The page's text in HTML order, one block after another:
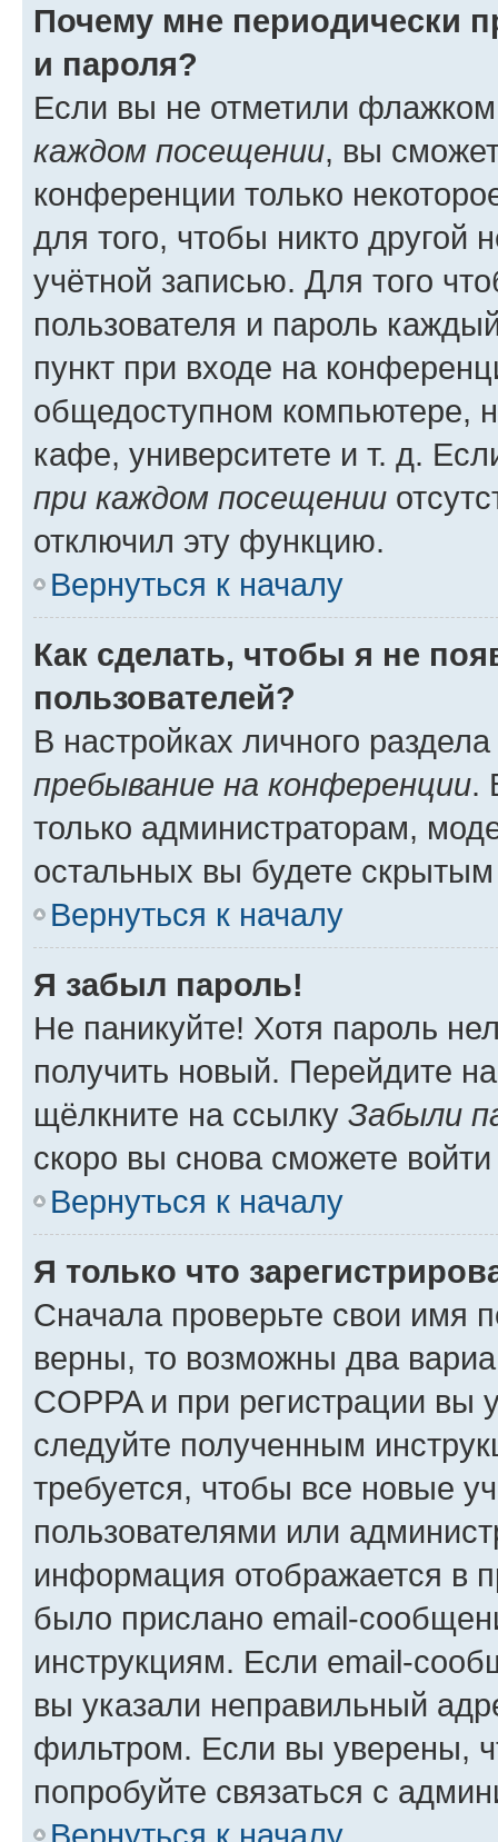
Почему мне периодически
и пароля?
Если вы не отметили
каждом посещении, вы
конференции только
для того, чтобы никто другой
учётной записью. Для того
пользователя и пароль
пункт при входе на
общедоступном компьютере,
кафе, университете и т. д.
при каждом посещении
отключил эту функцию.
Вернуться к началу
Как сделать, чтобы я не
пользователей?
В настройках личного
пребывание на конференции.
только администраторам,
остальных вы будете
Вернуться к началу
Я забыл пароль!
Не паникуйте! Хотя пароль
получить новый. Перейдите
щёлкните на ссылку Забыли
скоро вы снова сможете
Вернуться к началу
Я только что
Сначала проверьте свои имя
верны, то возможны два
COPPA и при регистрации вы
следуйте полученным
требуется, чтобы все новые
пользователями или
информация отображается в
было прислано email-
инструкциям. Если email-
вы указали неправильный
фильтром. Если вы уверены,
попробуйте связаться с
Вернуться к началу